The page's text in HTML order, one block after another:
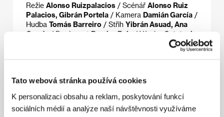
Tato webová stránka používá cookies
K personalizaci obsahu a reklam, poskytování funkcí
sociálních médií a analýze naší návštěvnosti využíváme
Režie Alonso Ruizpalacios / Scénář Alonso Ruiz
Palacios, Gibrán Portela / Kamera Damián García /
Hudba Tomás Barreiro / Střih Yibrán Asuad, Ana
García
/ Producent Ramiro Ruiz / Výroba
Catatonia
Imcine / Conaculta, Universidad